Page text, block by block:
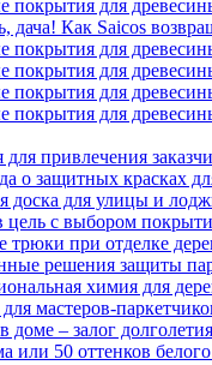
покрытия для
дача! Как Saicos
покрытия для
покрытия для
покрытия для
покрытия для
для привлечения
о защитных красках
доска для улицы и
с выбором
трюки при отделке
решения защиты
химия для
мастеров-
доме – залог
или 50 оттенков